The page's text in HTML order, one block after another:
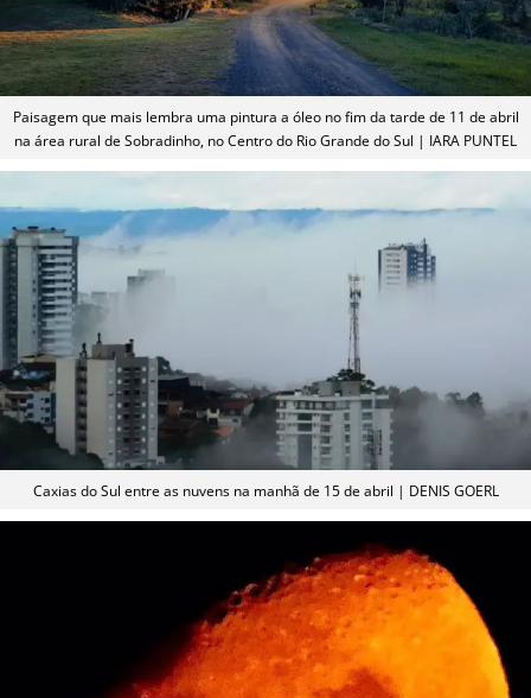
Paisagem que mais lembra uma pintura a óleo no fim da tarde de 11 de abril
na área rural de Sobradinho, no Centro do Rio Grande do Sul | IARA PUNTEL
Caxias do Sul entre as nuvens na manhã de 15 de abril | DENIS GOERL